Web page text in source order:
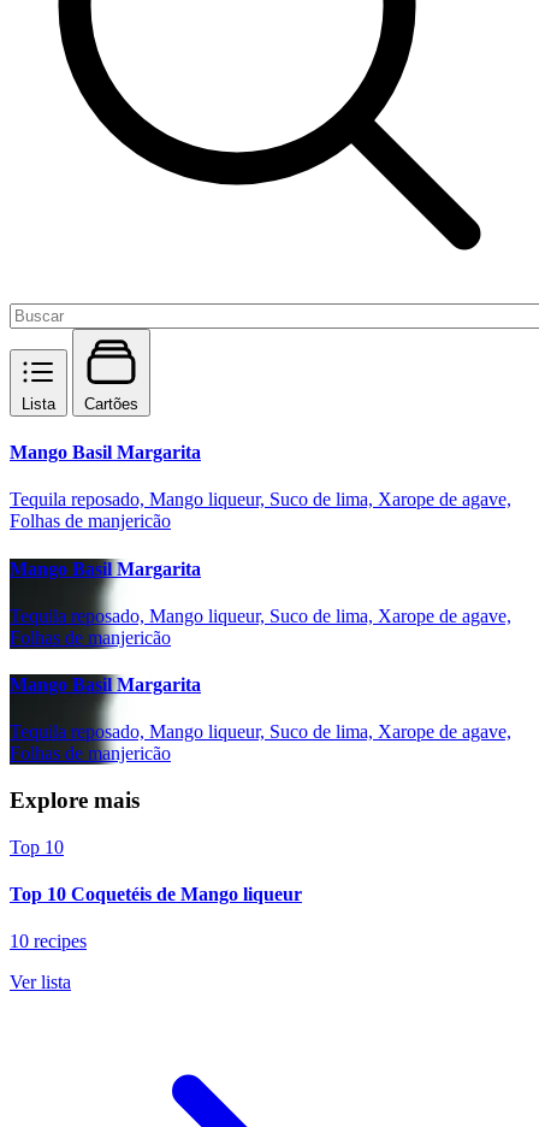
Lista Cartões
Mango Basil Margarita
Tequila reposado, Mango liqueur, Suco de lima, Xarope de agave,
Folhas de manjericão
Mango Basil Margarita
Tequila reposado, Mango liqueur, Suco de lima, Xarope de agave,
Folhas de manjericão
Mango Basil Margarita
Tequila reposado, Mango liqueur, Suco de lima, Xarope de agave,
Folhas de manjericão
Explore mais
Top 10
Top 10 Coquetéis de Mango liqueur
10 recipes
Ver lista